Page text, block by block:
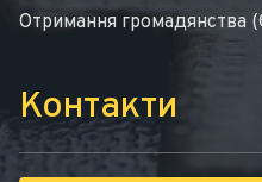
Отримання громадянства
Контакти